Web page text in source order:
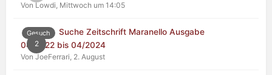
Von Lowdi, Mittwoch um 14:05
2
Gesuch
Suche Zeitschrift Maranello Ausgabe
04/2022 bis 04/2024
Von JoeFerrari, 2. August